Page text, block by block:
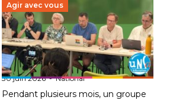
Agir avec vous
Transition écologique de
l’éducation : l’UNSA Éducation
fait bouger les lignes
30 juin 2026-National
Pendant plusieurs mois, un groupe